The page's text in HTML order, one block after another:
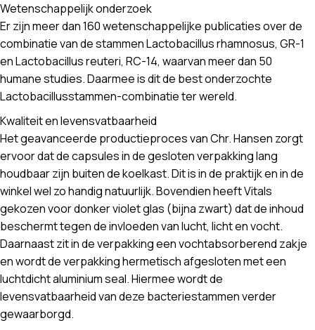
Wetenschappelijk onderzoek
Er zijn meer dan 160 wetenschappelijke publicaties over de
combinatie van de stammen Lactobacillus rhamnosus, GR-1
en Lactobacillus reuteri, RC-14, waarvan meer dan 50
humane studies. Daarmee is dit de best onderzochte
Lactobacillusstammen-combinatie ter wereld.
Kwaliteit en levensvatbaarheid
Het geavanceerde productieproces van Chr. Hansen zorgt
ervoor dat de capsules in de gesloten verpakking lang
houdbaar zijn buiten de koelkast. Dit is in de praktijk en in de
winkel wel zo handig natuurlijk. Bovendien heeft Vitals
gekozen voor donker violet glas (bijna zwart) dat de inhoud
beschermt tegen de invloeden van lucht, licht en vocht.
Daarnaast zit in de verpakking een vochtabsorberend zakje
en wordt de verpakking hermetisch afgesloten met een
luchtdicht aluminium seal. Hiermee wordt de
levensvatbaarheid van deze bacteriestammen verder
gewaarborgd.